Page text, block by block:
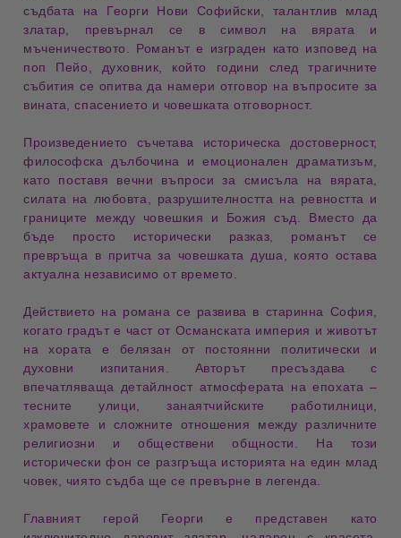
съдбата на Георги Нови Софийски , талантлив млад
златар, превърнал се в символ на вярата и
мъченичеството. Романът е изграден като изповед на
поп Пейо , духовник, който години след трагичните
събития се опитва да намери отговор на въпросите за
вината, спасението и човешката отговорност.
Произведението съчетава историческа достоверност,
философска дълбочина
иемоционален драматизъм
като поставя вечни въпроси за смисъла на вярата,
силата на любовта, разрушителността на ревността и
границите между човешкия и Божия съд. Вместо да
бъде просто исторически разказ, романът се
превръща в притча за човешката душа , която остава
актуална независимо от времето.
Действието на романа се развива в старинна София
когато градът е част от Османската империя и животът
на хората е белязан от постоянни политически и
духовни изпитания. Авторът пресъздава с
впечатляваща детайлност атмосферата на епохата –
тесните улици, занаятчийските работилници,
храмовете и сложните отношения между различните
религиозни и обществени общности. На този
исторически фон се разгръща историята на един млад
човек, чиято съдба ще се превърне в легенда.
Главният герой Георги е представен като